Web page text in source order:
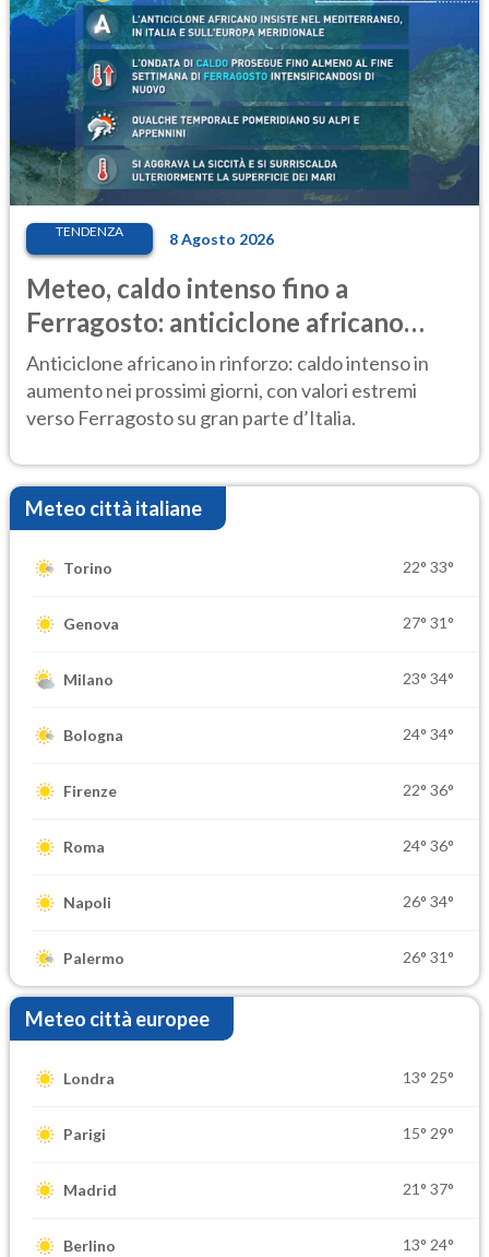
TENDENZA 8 Agosto 2026
Meteo, caldo intenso fino a
Ferragosto: anticiclone africano
ancora protagonista
Anticiclone africano in rinforzo: caldo intenso in
aumento nei prossimi giorni, con valori estremi
verso Ferragosto su gran parte d’Italia.
Meteo città italiane
Torino 22° 33°
Genova 27° 31°
Milano 23° 34°
Bologna 24° 34°
Firenze 22° 36°
Roma 24° 36°
Napoli 26° 34°
Palermo 26° 31°
Meteo città europee
Londra 13° 25°
Parigi 15° 29°
Madrid 21° 37°
Berlino 13° 24°